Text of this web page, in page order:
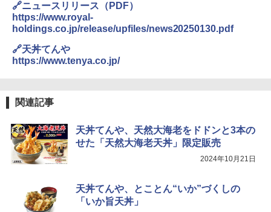
🔗ニュースリリース（PDF）
https://www.royal-
holdings.co.jp/release/upfiles/news20250130.pdf
🔗天丼てんや
https://www.tenya.co.jp/
関連記事
天丼てんや、天然大海老をドドンと3本の
せた「天然大海老天丼」限定販売
2024年10月21日
天丼てんや、とことん“いか”づくしの
「いか旨天丼」